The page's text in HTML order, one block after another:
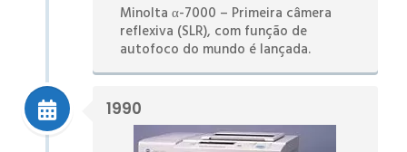
Minolta α-7000 – Primeira câmera
reflexiva (SLR), com função de
autofoco do mundo é lançada.
1990